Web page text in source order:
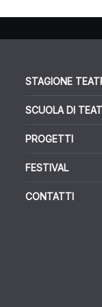
STAGIONE
SCUOLA DI
PROGETTI
FESTIVAL
CONTATTI